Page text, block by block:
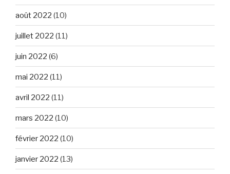
août 2022 (10)
juillet 2022 (11)
juin 2022 (6)
mai 2022 (11)
avril 2022 (11)
mars 2022 (10)
février 2022 (10)
janvier 2022 (13)